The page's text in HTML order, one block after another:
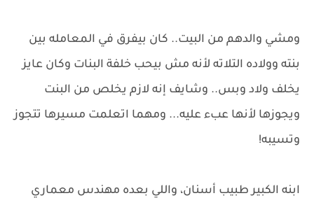
ومشي والدهم من البيت.. كان بيفرق في المعامله بين
بنته وولاده التلاته لأنه مش بيحب خلفة البنات وكان عايز
يخلف ولاد وبس.. وشايف إنه لازم يخلص من البنت
ويجوزها لأنها عبء عليه... ومهما اتعلمت مسيرها تتجوز
وتسيبه!
ابنه الكبير طبيب أسنان، واللي بعده مهندس معماري